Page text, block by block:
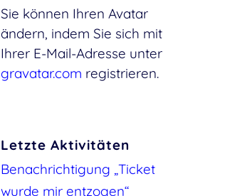
Sie können Ihren Avatar
ändern, indem Sie sich mit
Ihrer E-Mail-Adresse unter
gravatar.com registrieren.
Letzte Aktivitäten
Benachrichtigung „Ticket
wurde mir entzogen“